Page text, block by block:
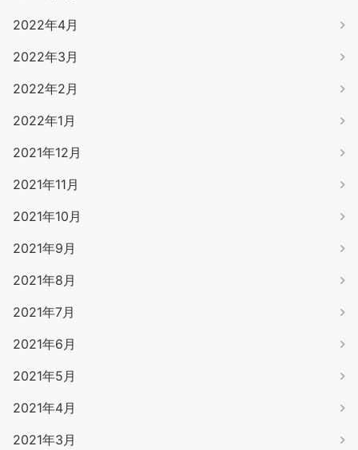
2022年4月
2022年3月
2022年2月
2022年1月
2021年12月
2021年11月
2021年10月
2021年9月
2021年8月
2021年7月
2021年6月
2021年5月
2021年4月
2021年3月